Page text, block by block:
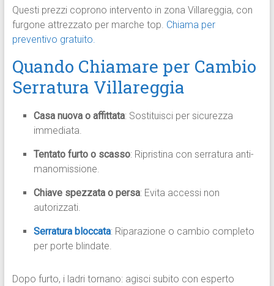
Questi prezzi coprono intervento in zona Villareggia, con
furgone attrezzato per marche top. Chiama per
preventivo gratuito.
Quando Chiamare per Cambio
Serratura Villareggia
Casa nuova o affittata: Sostituisci per sicurezza
immediata.
Tentato furto o scasso: Ripristina con serratura anti-
manomissione.
Chiave spezzata o persa: Evita accessi non
autorizzati.
Serratura bloccata: Riparazione o cambio completo
per porte blindate.
Dopo furto, i ladri tornano: agisci subito con esperto